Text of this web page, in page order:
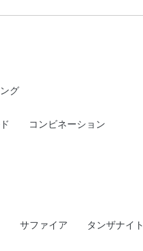
グ
コンビネーション
サファイア タンザナイト